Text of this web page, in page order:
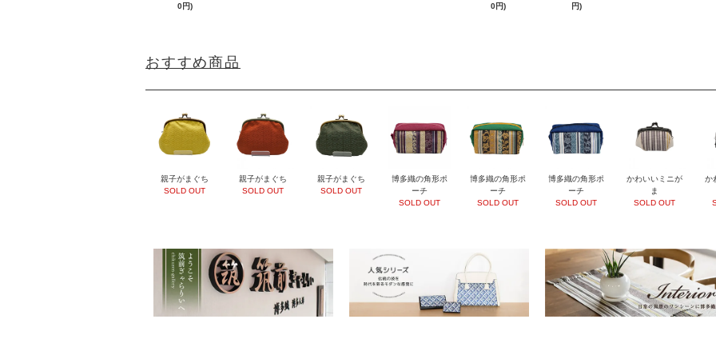
0円)
0円)
円)
おすすめ商品
親子がまぐち
SOLD OUT
親子がまぐち
SOLD OUT
親子がまぐち
SOLD OUT
博多織の角形ポ
ーチ
SOLD OUT
博多織の角形ポ
ーチ
SOLD OUT
博多織の角形ポ
ーチ
SOLD OUT
かわいいミニが
ま
SOLD OUT
か